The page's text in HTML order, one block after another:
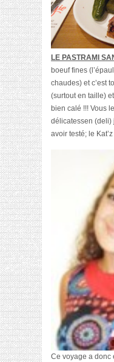
LE PASTRAMI
boeuf fines
chaudes) et c’est
(surtout en taille)
bien calé !!! Vous
délicatessen (deli)
avoir testé; le
Ce voyage a donc